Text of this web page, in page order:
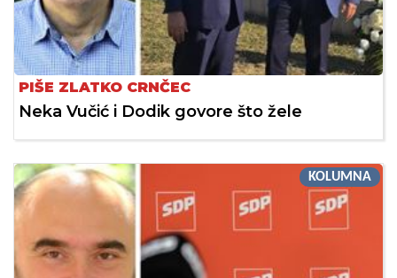
PIŠE ZLATKO CRNČEC
Neka Vučić i Dodik govore što žele
KOLUMNA